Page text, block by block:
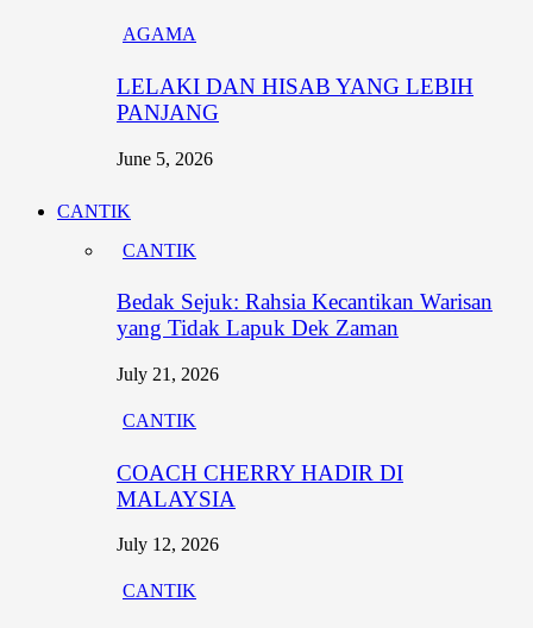
AGAMA
LELAKI DAN HISAB YANG LEBIH
PANJANG
June 5, 2026
CANTIK
CANTIK
Bedak Sejuk: Rahsia Kecantikan Warisan
yang Tidak Lapuk Dek Zaman
July 21, 2026
CANTIK
COACH CHERRY HADIR DI
MALAYSIA
July 12, 2026
CANTIK